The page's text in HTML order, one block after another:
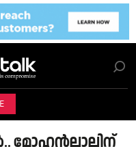
മോഹൻലാലിന്